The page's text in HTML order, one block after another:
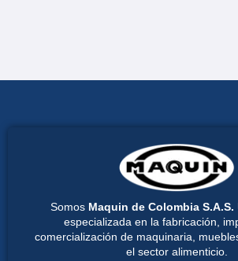
Somos Maquin de Colombia S.A.S.
especializada en la fabricación,
comercialización de maquinaria,
el sector alimenticio.